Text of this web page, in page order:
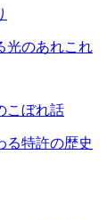
光のあれこれ
こぼれ話
る特許の歴史